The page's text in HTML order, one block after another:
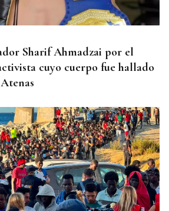
Sharif Ahmadzai por el
cuyo cuerpo fue hallado